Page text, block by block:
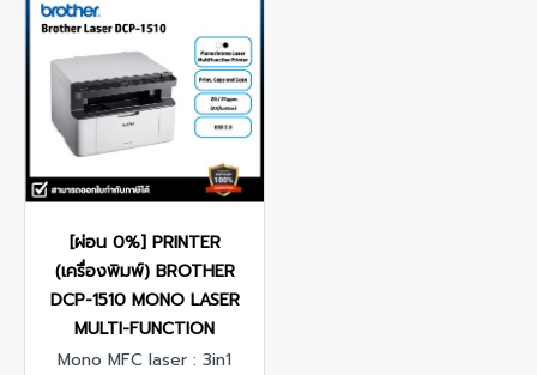
[ผ่อน 0%] PRINTER
(เครื่องพิมพ์) BROTHER
DCP-1510 MONO LASER
MULTI-FUNCTION
Mono MFC laser : 3in1